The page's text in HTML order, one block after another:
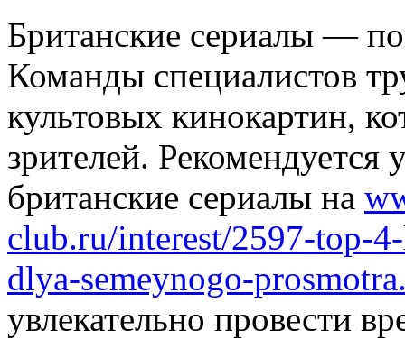
Британские сериалы —
Команды специалистов
культовых кинокартин,
зрителей. Рекомендуется
британские сериалы на
club.ru/interest/2597-top-
dlya-semeynogo-
увлекательно провести